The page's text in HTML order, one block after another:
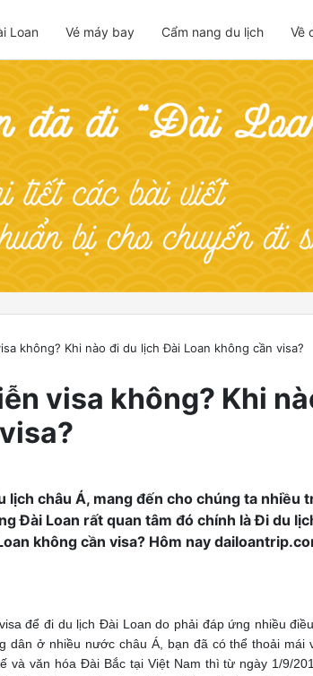
Loan Vé máy bay Cẩm nang du lịch Về
không? Khi nào đi du lịch Đài Loan không cần visa?
visa không? Khi
châu Á, mang đến cho chúng ta nhiều
Đài Loan rất quan tâm đó chính là Đi du
không cần visa? Hôm nay
để đi du lịch Đài Loan do phải đáp ứng nhiều
dân ở nhiều nước châu Á, bạn đã có thể thoải mái
và văn hóa Đài Bắc tại Việt Nam thì từ ngày 1/9/